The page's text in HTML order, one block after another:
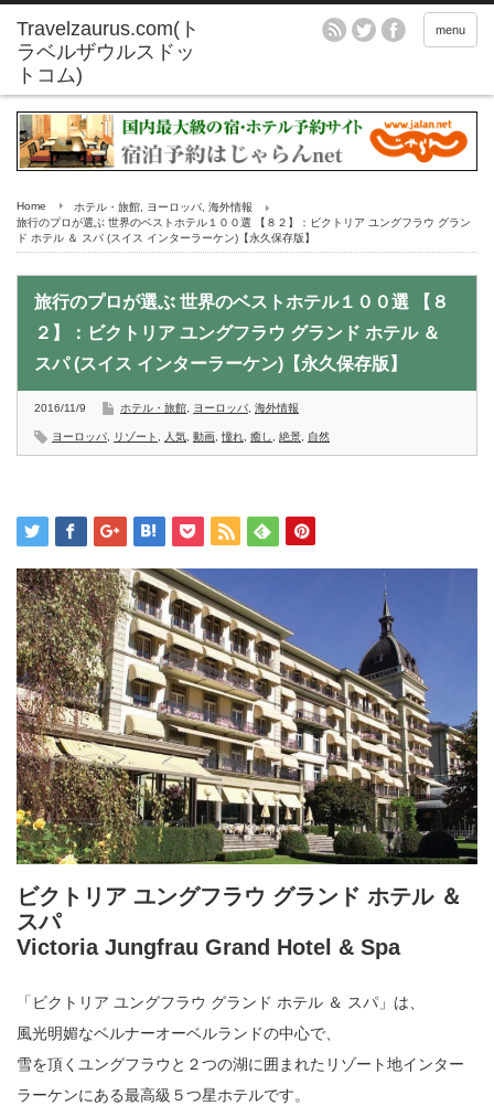
menu
Home ホテル・旅館 ヨーロッパ 海外情報
旅行のプロが選ぶ 世界のベストホテル１００選 【８２】：ビクトリア ユングフラウ グラン
ド ホテル ＆ スパ (スイス インターラーケン)【永久保存版】
旅行のプロが選ぶ 世界のベストホテル１００選 【８
２】：ビクトリア ユングフラウ グランド ホテル ＆
スパ (スイス インターラーケン)【永久保存版】
2016/11/9 ホテル・旅館 ヨーロッパ 海外情報
ヨーロッパ リゾート 人気 動画 憧れ 癒し 絶景 自然
ビクトリア ユングフラウ グランド ホテル ＆
スパ
Victoria Jungfrau Grand Hotel & Spa
「ビクトリア ユングフラウ グランド ホテル ＆ スパ」は、
風光明媚なベルナーオーベルランドの中心で、
雪を頂くユングフラウと２つの湖に囲まれたリゾート地インター
ラーケンにある最高級５つ星ホテルです。